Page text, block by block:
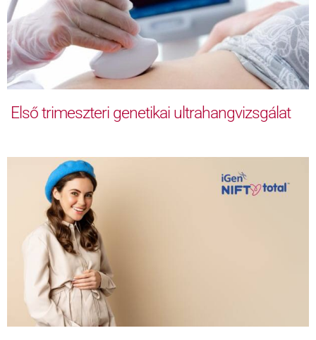
Első trimeszteri genetikai ultrahangvizsgálat